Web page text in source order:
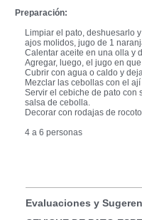
Preparación:
Limpiar el pato, deshuesarlo
ajos molidos, jugo de 1
Calentar aceite en una olla y
Agregar, luego, el jugo en
Cubrir con agua o caldo y
Mezclar las cebollas con el
Servir el cebiche de pato con
salsa de cebolla.
Decorar con rodajas de
4 a 6 personas
Evaluaciones y